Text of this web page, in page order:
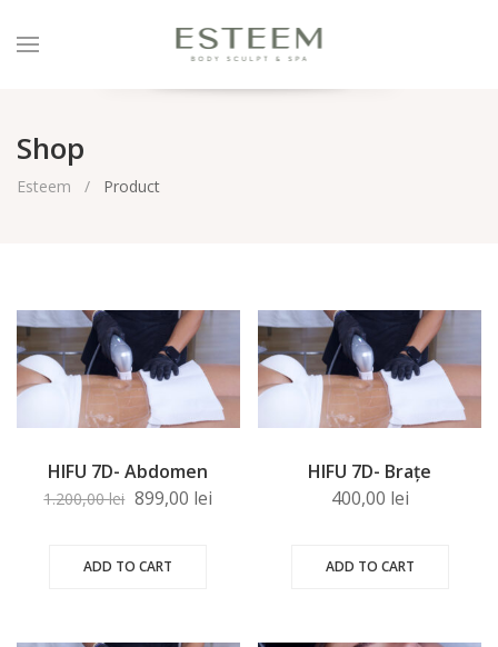
Shop
Esteem Product
HIFU 7D- Abdomen
1.200,00lei 899,00 lei
ADD TO CART
HIFU 7D- Brațe
400,00 lei
ADD TO CART